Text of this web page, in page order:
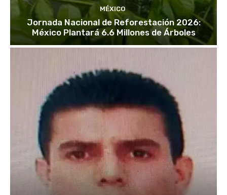
MÉXICO
Jornada Nacional de Reforestación 2026:
México Plantará 6.6 Millones de Árboles